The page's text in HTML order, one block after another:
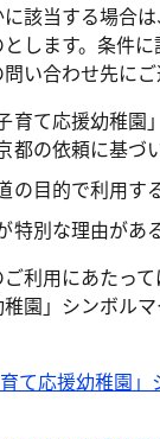
該当する場合
します。条件
い合わせ先にご
育て応援幼稚園
都の依頼に基づ
の目的で利用す
特別な理由があ
利用にあたっ
園」シンボル
て応援幼稚園